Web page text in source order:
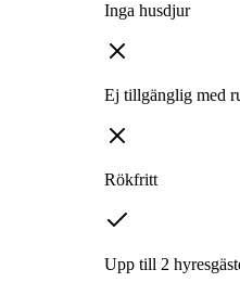
Inga husdjur
Ej tillgänglig med
Rökfritt
Upp till 2